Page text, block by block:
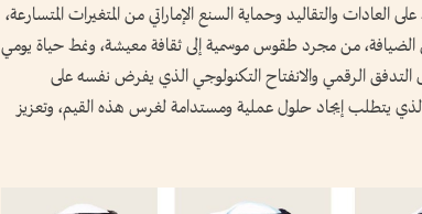
والتقاليد وحماية السنع الإماراتي من المتغيرات المتسارعة،
من مجرد طقوس موسمية إلى ثقافة معيشة، ونمط حياة يومي
الرقمي والانفتاح التكنولوجي الذي يفرض نفسه على
يتطلب إيجاد حلول عملية ومستدامة لغرس هذه القيم، وتعزيز